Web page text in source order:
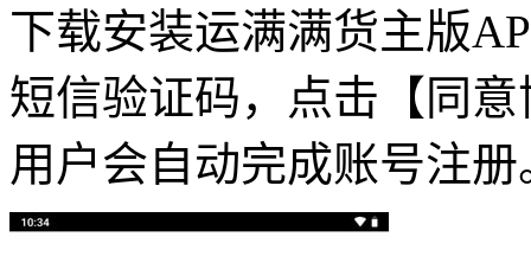
下载安装运满满货主版
短信验证码，点击【同
用户会自动完成账号注册